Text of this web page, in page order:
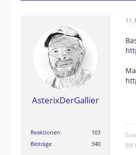
AsterixDerGallier
Reaktionen
103
Beiträge
340
11.
MS